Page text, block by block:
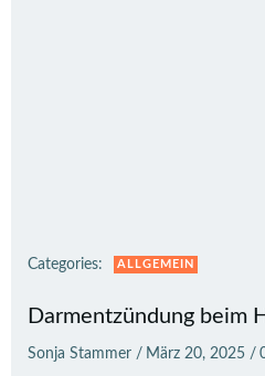
Categories: ALLGEMEIN
Darmentzündung beim
Sonja Stammer / März 20, 2025 /